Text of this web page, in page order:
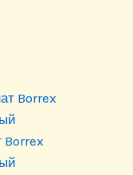
Borrex